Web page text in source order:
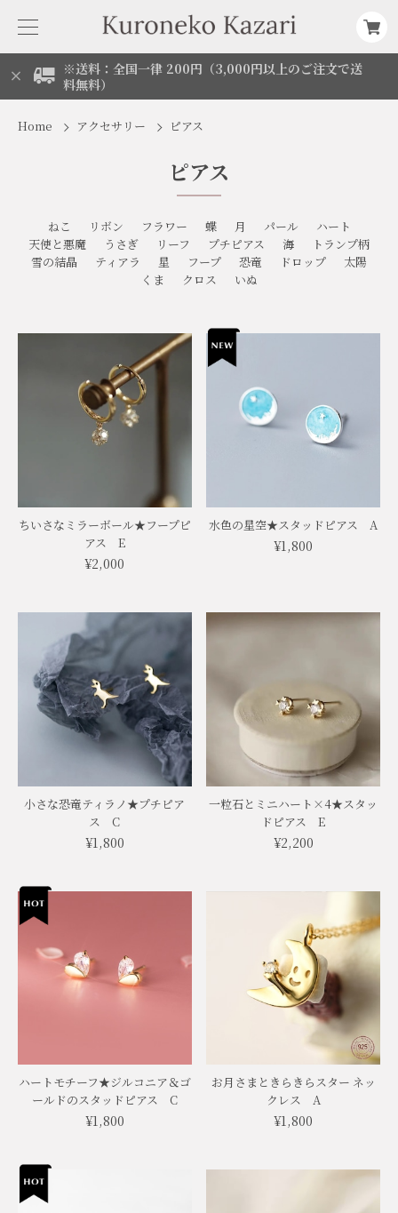
※送料：全国一律 200円（3,000円以上のご注文で送
料無料）
Home アクセサリー ピアス
ピアス
ねこ リボン フラワー 蝶 月 パール
ハート
天使と悪魔
うさぎ リーフ プチピアス 海
トランプ柄
雪の結晶
ティアラ 星 フープ 恐竜 ドロップ
太陽
くま
クロス いぬ
ちいさなミラーボール★フープピ
アス E
¥2,000
水色の星空★スタッドピアス A
¥1,800
小さな恐竜ティラノ★プチピア
ス C
¥1,800
一粒石とミニハート×4★スタッ
ドピアス E
¥2,200
ハートモチーフ★ジルコニア＆ゴ
ールドのスタッドピアス C
¥1,800
お月さまときらきらスター ネッ
クレス A
¥1,800